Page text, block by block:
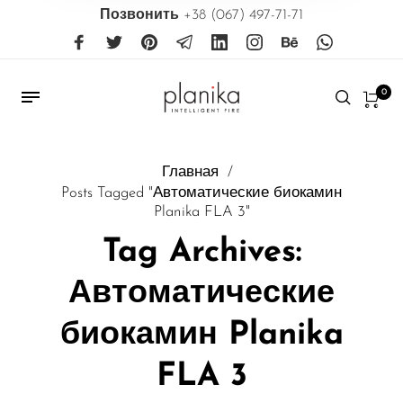
Позвонить +38 (067) 497-71-71
0
Главная
/
Posts Tagged "Автоматические биокамин
Planika FLA 3"
Tag Archives:
Автоматические
биокамин Planika
FLA 3